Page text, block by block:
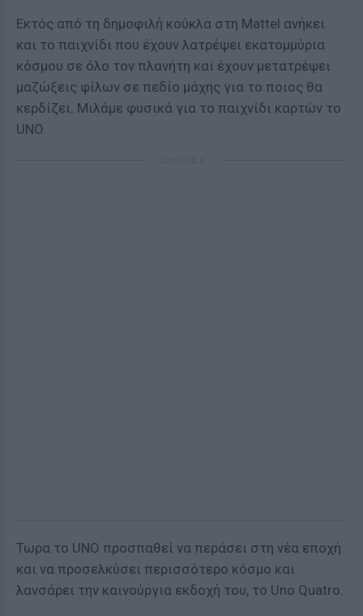
Εκτός από τη δημοφιλή κούκλα στη Mattel ανήκει
και το παιχνίδι που έχουν λατρέψει εκατομμύρια
κόσμου σε όλο τον πλανήτη και έχουν μετατρέψει
μαζώξεις φίλων σε πεδίο μάχης για το ποιος θα
κερδίζει. Μιλάμε φυσικά για το παιχνίδι καρτών το
UNO.
Τωρα το UNO προσπαθεί να περάσει στη νέα εποχή
και να προσελκύσει περισσότερο κόσμο και
λανσάρει την καινούργια εκδοχή του, το Uno Quatro.